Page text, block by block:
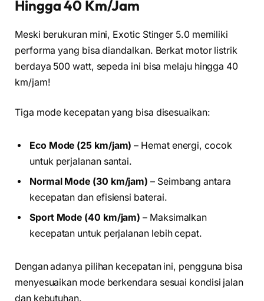
Hingga 40 Km/Jam
Meski berukuran mini, Exotic Stinger 5.0 memiliki
performa yang bisa diandalkan. Berkat motor listrik
berdaya 500 watt, sepeda ini bisa melaju hingga 40
km/jam!
Tiga mode kecepatan yang bisa disesuaikan:
Eco Mode (25 km/jam) – Hemat energi, cocok
untuk perjalanan santai.
Normal Mode (30 km/jam) – Seimbang antara
kecepatan dan efisiensi baterai.
Sport Mode (40 km/jam) – Maksimalkan
kecepatan untuk perjalanan lebih cepat.
Dengan adanya pilihan kecepatan ini, pengguna bisa
menyesuaikan mode berkendara sesuai kondisi jalan
dan kebutuhan.